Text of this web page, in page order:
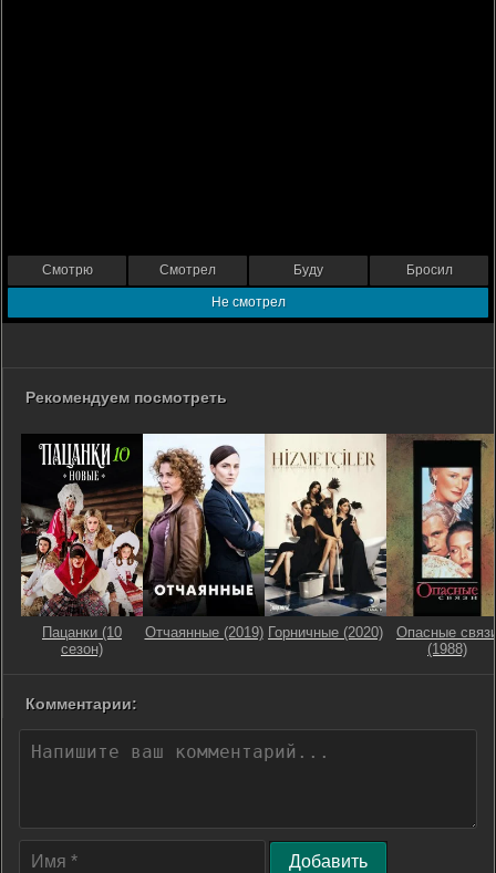
Смотрю Смотрел Буду Бросил
Не смотрел
Рекомендуем посмотреть
Пацанки (10
сезон)
Отчаянные (2019) Горничные (2020)
Опасные
(1988)
Комментарии:
Добавить